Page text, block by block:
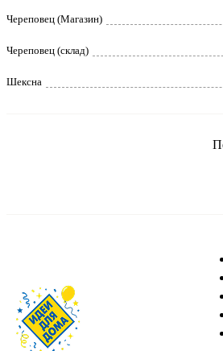
Череповец (Магазин)
Череповец (склад)
Шексна